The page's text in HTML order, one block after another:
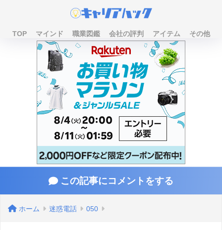
TOP マインド 職業図鑑 会社の評判 アイテム その他
この記事にコメントをする
ホーム 迷惑電話 050